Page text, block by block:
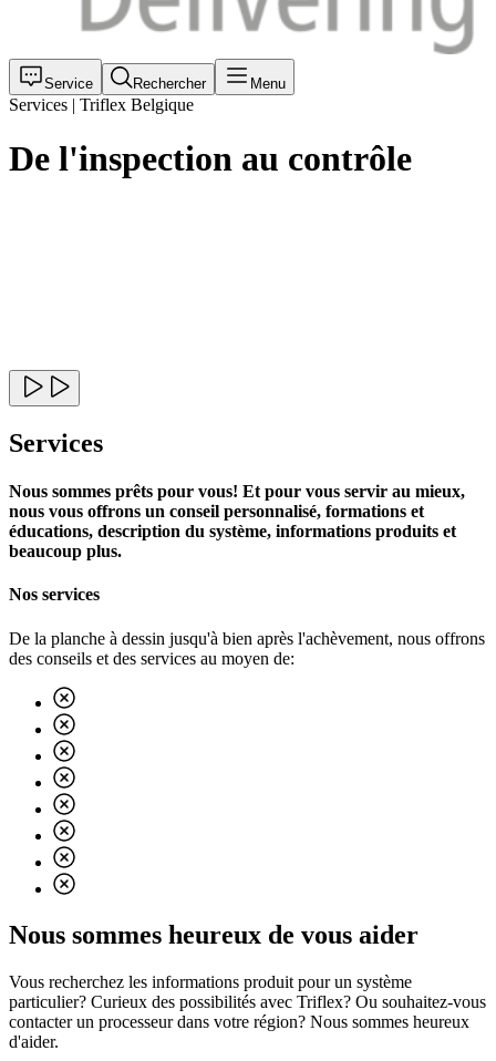
Service Rechercher Menu
Services | Triflex Belgique
De l'inspection au contrôle
Services
Nous sommes prêts pour vous! Et pour vous servir au mieux,
nous vous offrons un conseil personnalisé, formations et
éducations, description du système, informations produits et
beaucoup plus.
Nos services
De la planche à dessin jusqu'à bien après l'achèvement, nous offrons
des conseils et des services au moyen de:
Nous sommes heureux de vous aider
Vous recherchez les informations produit pour un système
particulier? Curieux des possibilités avec Triflex? Ou souhaitez-vous
contacter un processeur dans votre région? Nous sommes heureux
d'aider.